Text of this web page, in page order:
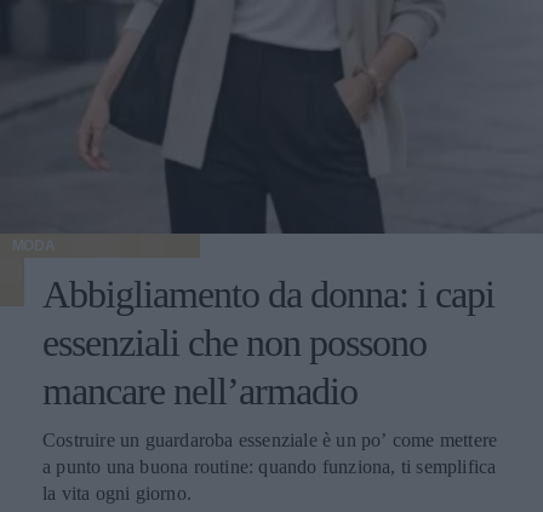
MODA
Abbigliamento da donna: i capi
essenziali che non possono
mancare nell’armadio
Costruire un guardaroba essenziale è un po’ come mettere
a punto una buona routine: quando funziona, ti semplifica
la vita ogni giorno.